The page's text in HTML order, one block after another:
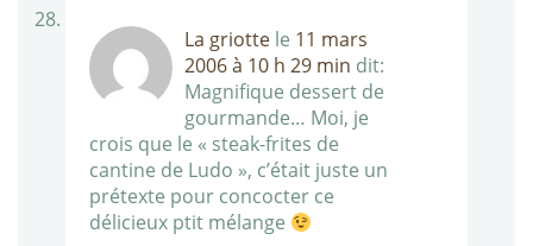
La griotte le 11 mars
2006 à 10 h 29 min dit:
Magnifique dessert de
gourmande… Moi, je
crois que le « steak-frites de
cantine de Ludo », c’était juste un
prétexte pour concocter ce
délicieux ptit mélange